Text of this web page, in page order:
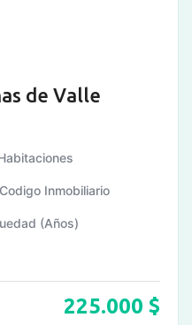
de Valle
Codigo Inmobiliario
(Años)
225.000 $